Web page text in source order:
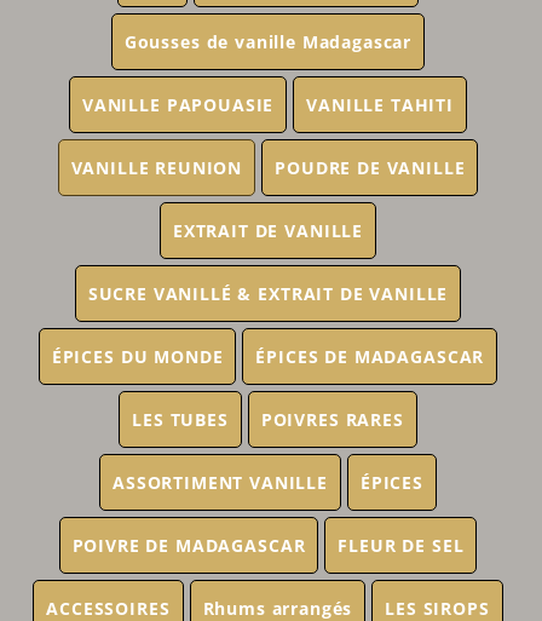
Gousses de vanille Madagascar
VANILLE PAPOUASIE VANILLE TAHITI
VANILLE REUNION POUDRE DE VANILLE
EXTRAIT DE VANILLE
SUCRE VANILLÉ & EXTRAIT DE VANILLE
ÉPICES DU MONDE ÉPICES DE MADAGASCAR
LES TUBES POIVRES RARES
ASSORTIMENT VANILLE ÉPICES
POIVRE DE MADAGASCAR FLEUR DE SEL
ACCESSOIRES Rhums arrangés LES SIROPS